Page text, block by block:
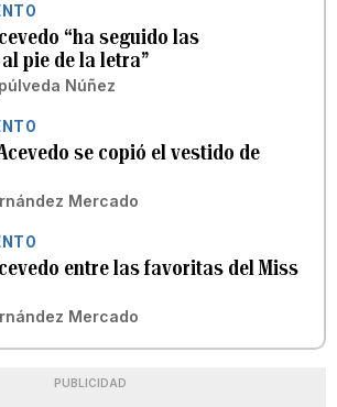
“ha seguido las
pie de la letra”
Núñez
se copió el vestido de
Mercado
entre las favoritas del Miss
Mercado
PUBLICIDAD